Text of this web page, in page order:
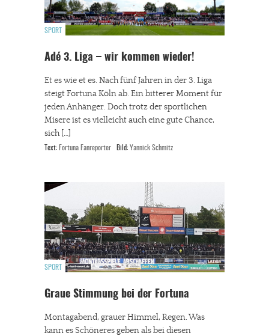
SPORT
Adé 3. Liga – wir kommen wieder!
Et es wie et es. Nach fünf Jahren in der 3. Liga
steigt Fortuna Köln ab. Ein bitterer Moment für
jeden Anhänger. Doch trotz der sportlichen
Misere ist es vielleicht auch eine gute Chance,
sich […]
Text: Fortuna Fanreporter Bild: Yannick Schmitz
SPORT
Graue Stimmung bei der Fortuna
Montagabend, grauer Himmel, Regen. Was
kann es Schöneres geben als bei diesen